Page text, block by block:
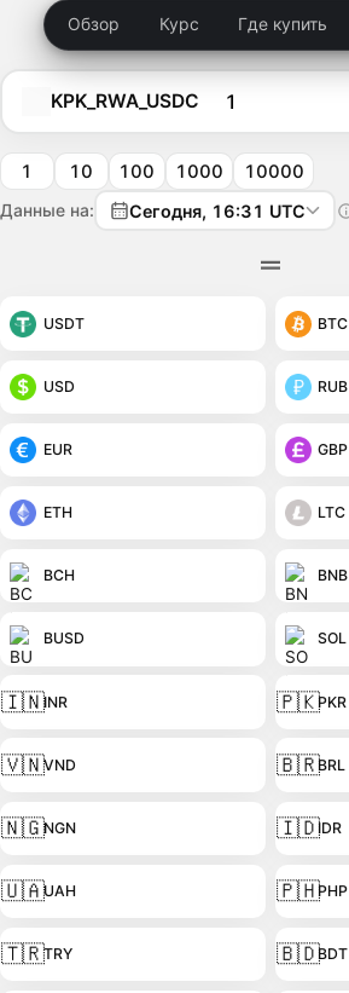
Обзор Курс Где купить
KPK_RWA_USDC
1 10 100 1000 10000
Данные на: Сегодня, 16:31 UTC
USDT BTC
USD RUB
EUR GBP
ETH LTC
BCH BNB
BUSD SOL
🇮🇳INR 🇵🇰PKR
🇻🇳VND 🇧🇷BRL
🇳🇬NGN 🇮🇩IDR
🇺🇦UAH 🇵🇭PHP
🇹🇷TRY 🇧🇩BDT